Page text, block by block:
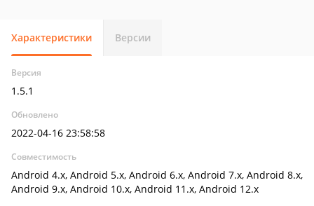
Характеристики Версии
Версия
1.5.1
Обновлено
2022-04-16 23:58:58
Совместимость
Android 4.x, Android 5.x, Android 6.x, Android 7.x, Android 8.x,
Android 9.x, Android 10.x, Android 11.x, Android 12.x